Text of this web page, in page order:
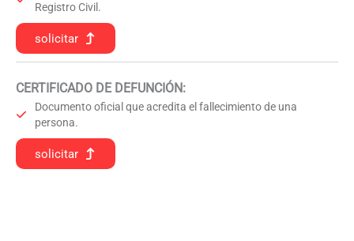
Registro Civil.
solicitar
CERTIFICADO DE DEFUNCIÓN:
Documento oficial que acredita el fallecimiento de una
persona.
solicitar